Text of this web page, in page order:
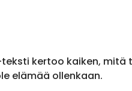
kertoo kaiken,
elämää ollenkaan.